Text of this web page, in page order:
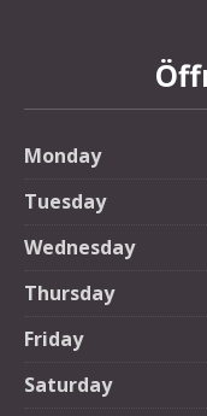
Monday
Tuesday
Wednesday
Thursday
Friday
Saturday